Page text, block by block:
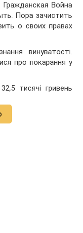
Гражданская Война
Пора зачистить
о своих правах
винуватості.
про покарання у
тисячі гривень